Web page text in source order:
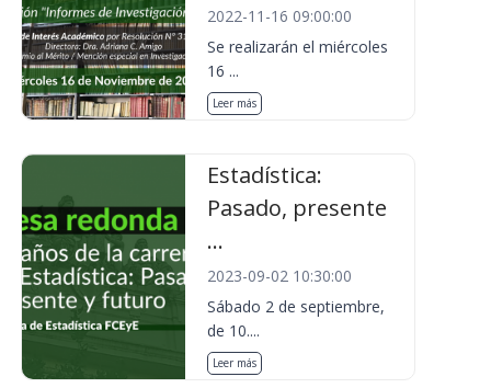
2022-11-16 09:00:00
Se realizarán el miércoles
16 ...
Leer más
Estadística:
Pasado, presente
...
2023-09-02 10:30:00
Sábado 2 de septiembre,
de 10....
Leer más